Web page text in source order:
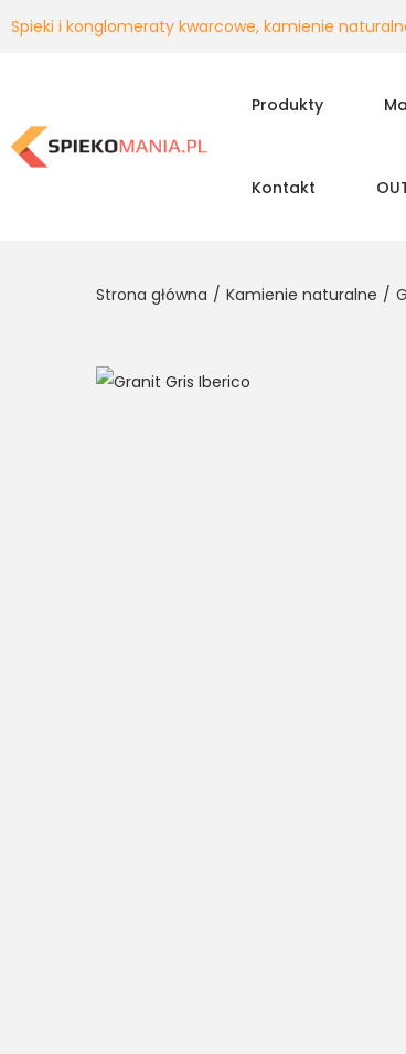
Spieki i konglomeraty kwarcowe, kamienie
Produkty
Kontakt
Strona główna / Kamienie naturalne /